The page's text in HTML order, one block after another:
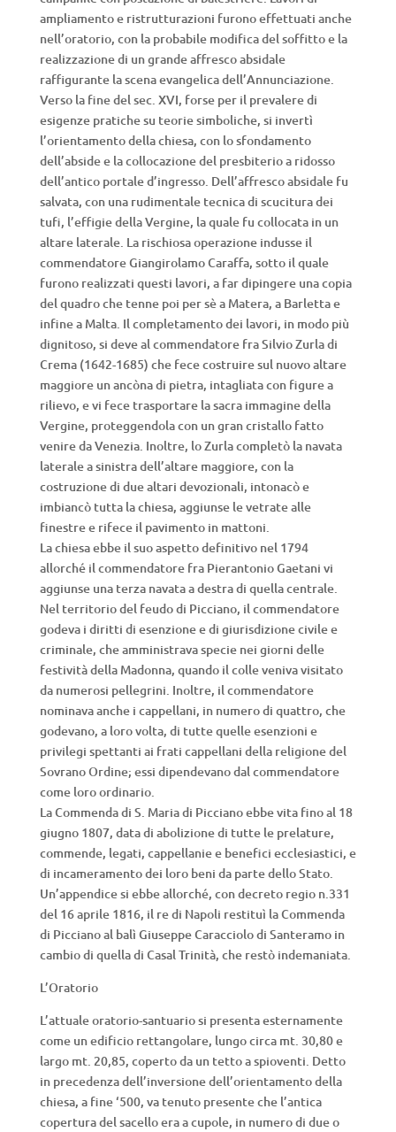
ampliamento e ristrutturazioni furono effettuati anche
nell’oratorio, con la probabile modifica del soffitto e la
realizzazione di un grande affresco absidale
raffigurante la scena evangelica dell’Annunciazione.
Verso la fine del sec. XVI, forse per il prevalere di
esigenze pratiche su teorie simboliche, si invertì
l’orientamento della chiesa, con lo sfondamento
dell’abside e la collocazione del presbiterio a ridosso
dell’antico portale d’ingresso. Dell’affresco absidale fu
salvata, con una rudimentale tecnica di scucitura dei
tufi, l’effigie della Vergine, la quale fu collocata in un
altare laterale. La rischiosa operazione indusse il
commendatore Giangirolamo Caraffa, sotto il quale
furono realizzati questi lavori, a far dipingere una copia
del quadro che tenne poi per sè a Matera, a Barletta e
infine a Malta. Il completamento dei lavori, in modo più
dignitoso, si deve al commendatore fra Silvio Zurla di
Crema (1642-1685) che fece costruire sul nuovo altare
maggiore un ancòna di pietra, intagliata con figure a
rilievo, e vi fece trasportare la sacra immagine della
Vergine, proteggendola con un gran cristallo fatto
venire da Venezia. Inoltre, lo Zurla completò la navata
laterale a sinistra dell’altare maggiore, con la
costruzione di due altari devozionali, intonacò e
imbiancò tutta la chiesa, aggiunse le vetrate alle
finestre e rifece il pavimento in mattoni.
La chiesa ebbe il suo aspetto definitivo nel 1794
allorché il commendatore fra Pierantonio Gaetani vi
aggiunse una terza navata a destra di quella centrale.
Nel territorio del feudo di Picciano, il commendatore
godeva i diritti di esenzione e di giurisdizione civile e
criminale, che amministrava specie nei giorni delle
festività della Madonna, quando il colle veniva visitato
da numerosi pellegrini. Inoltre, il commendatore
nominava anche i cappellani, in numero di quattro, che
godevano, a loro volta, di tutte quelle esenzioni e
privilegi spettanti ai frati cappellani della religione del
Sovrano Ordine; essi dipendevano dal commendatore
come loro ordinario.
La Commenda di S. Maria di Picciano ebbe vita fino al 18
giugno 1807, data di abolizione di tutte le prelature,
commende, legati, cappellanie e benefici ecclesiastici, e
di incameramento dei loro beni da parte dello Stato.
Un’appendice si ebbe allorché, con decreto regio n.331
del 16 aprile 1816, il re di Napoli restituì la Commenda
di Picciano al balì Giuseppe Caracciolo di Santeramo in
cambio di quella di Casal Trinità, che restò indemaniata.
L’Oratorio
L’attuale oratorio-santuario si presenta esternamente
come un edificio rettangolare, lungo circa mt. 30,80 e
largo mt. 20,85, coperto da un tetto a spioventi. Detto
in precedenza dell’inversione dell’orientamento della
chiesa, a fine ‘500, va tenuto presente che l’antica
copertura del sacello era a cupole, in numero di due o